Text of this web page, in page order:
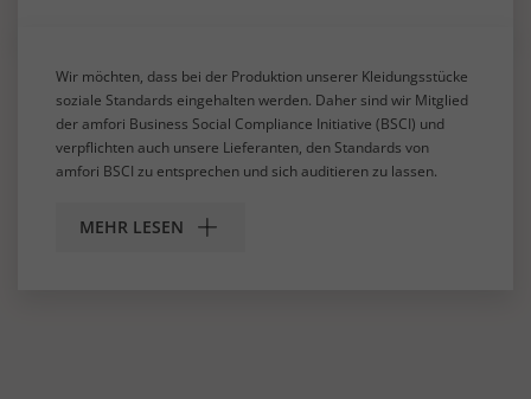
Wir möchten, dass bei der Produktion unserer Kleidungsstücke
soziale Standards eingehalten werden. Daher sind wir Mitglied
der amfori Business Social Compliance Initiative (BSCI) und
verpflichten auch unsere Lieferanten, den Standards von
amfori BSCI zu entsprechen und sich auditieren zu lassen.
MEHR LESEN